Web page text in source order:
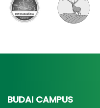
BUDAI CAMPUS